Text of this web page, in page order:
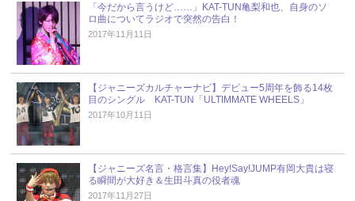
「今だから言うけど……」KAT-TUN亀梨和也、自身のソ
ロ曲についてラジオで突然の告白！
2017年11月11日
【ジャニーズカルチャーナビ】デビュー5周年を飾る14枚
目のシングル KAT-TUN「ULTIMMATE WHEELS」
2017年10月11日
【ジャニーズ名言・格言集】Hey!Say!JUMP有岡大貴は寝
る瞬間が大好き＆生田斗真の役者魂
2017年11月27日